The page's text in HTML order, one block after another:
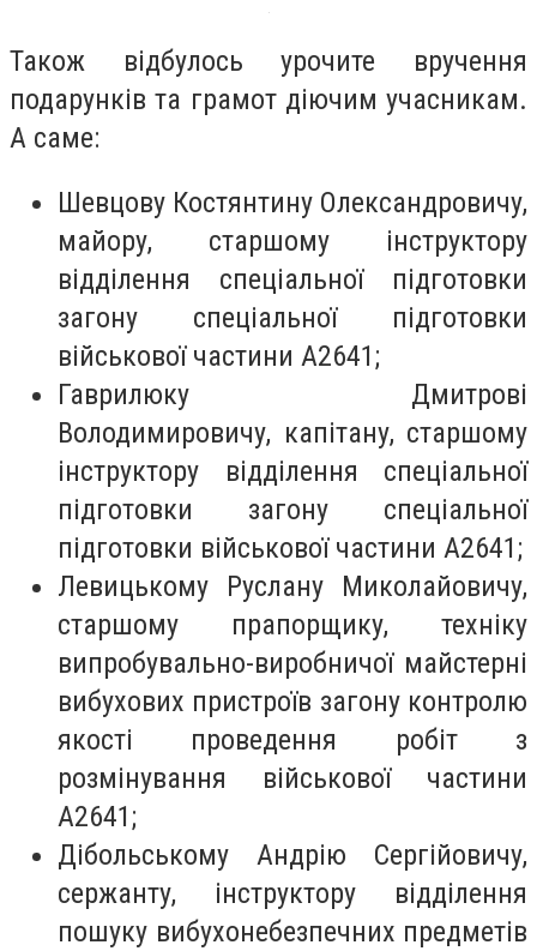
Також відбулось урочите вручення
подарунків та грамот діючим учасникам.
А саме:
Шевцову Костянтину Олександровичу,
майору, старшому інструктору
відділення спеціальної підготовки
загону спеціальної підготовки
військової частини А2641;
Гаврилюку Дмитрові
Володимировичу, капітану, старшому
інструктору відділення спеціальної
підготовки загону спеціальної
підготовки військової частини А2641;
Левицькому Руслану Миколайовичу,
старшому прапорщику, техніку
випробувально-виробничої майстерні
вибухових пристроїв загону контролю
якості проведення робіт з
розмінування військової частини
А2641;
Дібольському Андрію Сергійовичу,
сержанту, інструктору відділення
пошуку вибухонебезпечних предметів